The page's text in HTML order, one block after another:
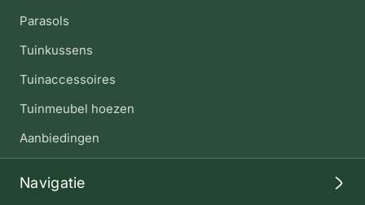
Parasols
Tuinkussens
Tuinaccessoires
Tuinmeubel hoezen
Aanbiedingen
Navigatie